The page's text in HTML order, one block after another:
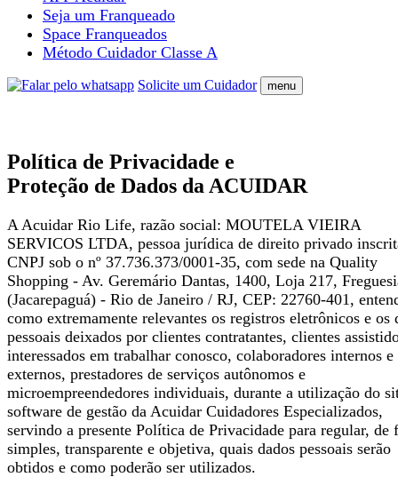
Seja um Franqueado
Space Franqueados
Método Cuidador Classe A
Solicite um Cuidador menu
Política de Privacidade e
Proteção de Dados da ACUIDAR
A Acuidar Rio Life, razão social: MOUTELA VIEIRA
SERVICOS LTDA, pessoa jurídica de direito privado
CNPJ sob o nº 37.736.373/0001-35, com sede na Quality
Shopping - Av. Geremário Dantas, 1400, Loja 217,
(Jacarepaguá) - Rio de Janeiro / RJ, CEP: 22760-401,
como extremamente relevantes os registros eletrônicos e os
pessoais deixados por clientes contratantes, clientes
interessados em trabalhar conosco, colaboradores internos e
externos, prestadores de serviços autônomos e
microempreendedores individuais, durante a utilização do
software de gestão da Acuidar Cuidadores Especializados,
servindo a presente Política de Privacidade para regular, de
simples, transparente e objetiva, quais dados pessoais serão
obtidos e como poderão ser utilizados.